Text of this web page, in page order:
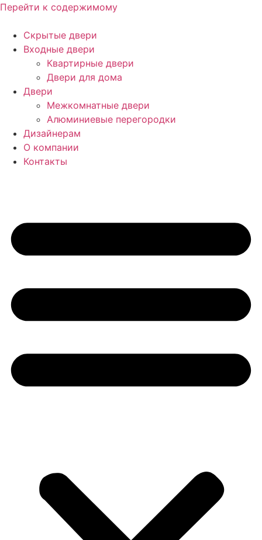
Перейти к содержимому
Скрытые двери
Входные двери
Квартирные двери
Двери для дома
Двери
Межкомнатные двери
Алюминиевые перегородки
Дизайнерам
О компании
Контакты